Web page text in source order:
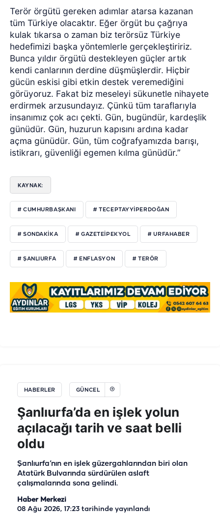
Terör örgütü gereken adımlar atarsa kazanan
tüm Türkiye olacaktır. Eğer örgüt bu çağrıya
kulak tıkarsa o zaman biz terörsüz Türkiye
hedefimizi başka yöntemlerle gerçekleştiririz.
Bunca yıldır örgütü destekleyen güçler artık
kendi canlarının derdine düşmüşlerdir. Hiçbir
gücün eskisi gibi etkin destek veremediğini
görüyoruz. Fakat biz meseleyi sükunetle nihayete
erdirmek arzusundayız. Çünkü tüm taraflarıyla
insanımız çok acı çekti. Gün, bugündür, kardeşlik
günüdür. Gün, huzurun kapısını ardına kadar
açma günüdür. Gün, tüm coğrafyamızda barışı,
istikrarı, güvenliği egemen kılma günüdür.”
KAYNAK:
# CUMHURBAŞKANI # TECEPTAYYIPERDOĞAN
# SONDAKIKA # GAZETEIPEKYOL # URFAHABER
# ŞANLIURFA # ENFLASYON # TERÖR
HABERLER GÜNCEL
Şanlıurfa’da en işlek yolun
açılacağı tarih ve saat belli
oldu
Şanlıurfa’nın en işlek güzergahlarından biri olan
Atatürk Bulvarında sürdürülen aslaft
çalışmalarında sona gelindi.
Haber Merkezi
08 Ağu 2026, 17:23 tarihinde yayınlandı